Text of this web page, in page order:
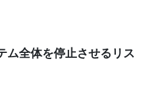
ム全体を停止させるリス